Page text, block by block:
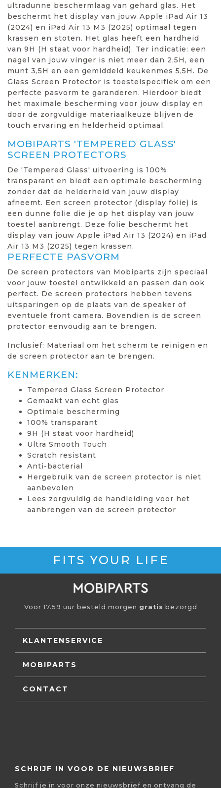
ultradunne beschermlaag van gehard glas. Het
beschermt het display van jouw Apple iPad Air 13
(2024) en iPad Air 13 M3 (2025) optimaal tegen
krassen en stoten. Het glas heeft een hardheid
van 9H (H staat voor hardheid). Ter indicatie: een
nagel van jouw vinger is niet meer dan 2,5H, een
munt 3,5H en een gemiddeld keukenmes 5,5H. De
Glass Screen Protector is toestelspecifiek om een
perfecte pasvorm te garanderen. Hierdoor biedt
het maximale bescherming voor jouw display en
door de zorgvuldige materiaalkeuze blijven de
touch ervaring en helderheid optimaal.
MOBIPARTS 'TEMPERED GLASS'
SCREEN PROTECTORS
De 'Tempered Glass' uitvoering is 100%
transparant en biedt een optimale bescherming
zonder dat de helderheid van jouw display
afneemt. Een screen protector (display folie) is
een dunne folie die je op het display van jouw
toestel aanbrengt. Deze folie beschermt het
display van jouw Apple iPad Air 13 (2024) en iPad
Air 13 M3 (2025) tegen krassen.
PERFECTE PASVORM
De screen protectors van Mobiparts zijn speciaal
voor jouw toestel ontwikkeld en passen dan ook
perfect. De screen protectors hebben tevens
uitsparingen op de plaats van de speaker of
eventuele front camera. Bovendien is de screen
protector eenvoudig aan te brengen.
Inclusief: Materiaal om het scherm te reinigen en
de screen protector aan te brengen.
KENMERKEN:
Tempered Glass Screen Protector
Gemaakt van echt glas
Optimale bescherming
100% transparant
9H (H staat voor hardheid)
Ultra Smooth Touch
Scratch resistant
Anti-bacterial
Hergebruik van de screen protector is niet
aanbevolen
Lees zorgvuldig de handleiding voor het
aanbrengen van de screen protector
FITS YOUR LIFE
Voor 17.59 uur besteld morgen gratis bezorgd
KLANTENSERVICE
MOBIPARTS
CONTACT
SCHRIJF IN VOOR DE NIEUWSBRIEF
Schrijf je in voor onze nieuwsbrief en ontvang de